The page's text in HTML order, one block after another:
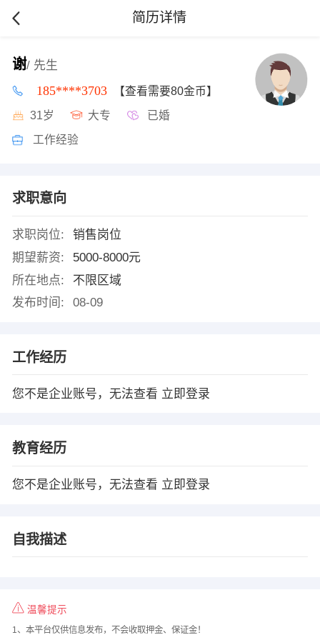
简历详情
谢/ 先生
185****3703 【查看需要80金币】
31岁 大专 已婚
工作经验
求职意向
求职岗位:
销售岗位
期望薪资:
5000-8000元
所在地点:
不限区域
发布时间:
08-09
工作经历
您不是企业账号，无法查看 立即登录
教育经历
您不是企业账号，无法查看 立即登录
自我描述
温馨提示
1、本平台仅供信息发布，不会收取押金、保证金！